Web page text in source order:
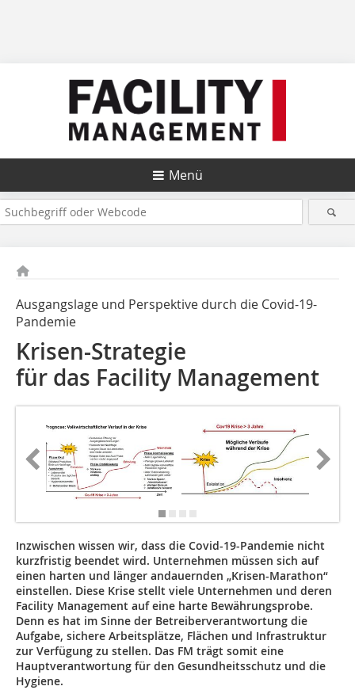
Menü
Ausgangslage und Perspektive durch die Covid-19-
Pandemie
Krisen-Strategie
für das Facility Management
Inzwischen wissen wir, dass die Covid-19-Pandemie nicht
kurzfristig beendet wird. Unternehmen müssen sich auf
einen harten und länger andauernden „Krisen-Marathon“
einstellen. Diese Krise stellt viele Unternehmen und deren
Facility Management auf eine harte Bewährungsprobe.
Denn es hat im Sinne der Betreiberverantwortung die
Aufgabe, sichere Arbeitsplätze, Flächen und Infrastruktur
zur Verfügung zu stellen. Das FM trägt somit eine
Hauptverantwortung für den Gesundheitsschutz und die
Hygiene.